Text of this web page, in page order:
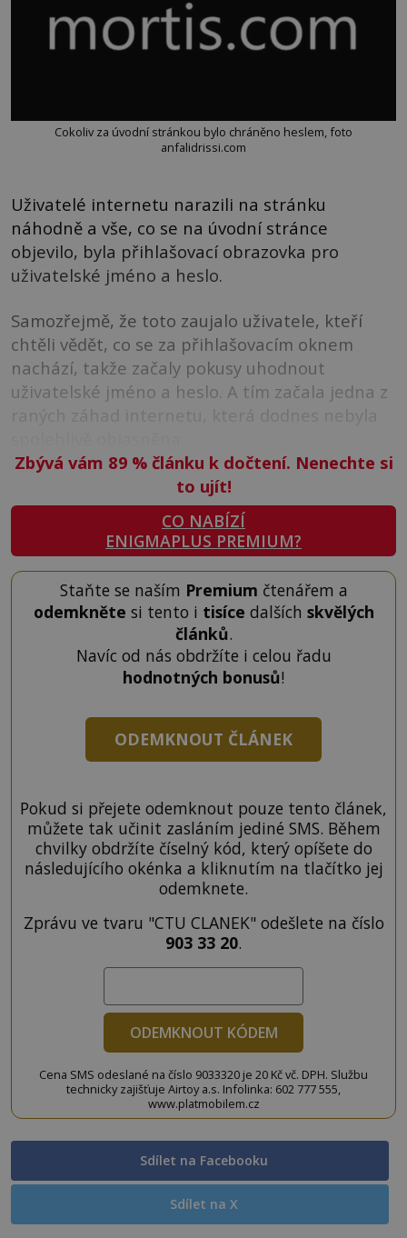
Cokoliv za úvodní stránkou bylo chráněno heslem, foto
anfalidrissi.com
Uživatelé internetu narazili na stránku
náhodně a vše, co se na úvodní stránce
objevilo, byla přihlašovací obrazovka pro
uživatelské jméno a heslo.
Samozřejmě, že toto zaujalo uživatele, kteří
chtěli vědět, co se za přihlašovacím oknem
nachází, takže začaly pokusy uhodnout
uživatelské jméno a heslo. A tím začala jedna z
raných záhad internetu, která dodnes nebyla
Zbývá vám 89 %článku k dočtení. Nenechte si
to ujít!
CO NABÍZÍ
ENIGMAPLUS PREMIUM?
Staňte se naším Premium čtenářem a
odemkněte si tento i tisíce dalších skvělých
článků.
Navíc od nás obdržíte i celou řadu
hodnotných bonusů!
ODEMKNOUT ČLÁNEK
Pokud si přejete odemknout pouze tento článek,
můžete tak učinit zasláním jediné SMS. Během
chvilky obdržíte číselný kód, který opíšete do
následujícího okénka a kliknutím na tlačítko jej
odemknete.
Zprávu ve tvaru "CTU CLANEK" odešlete na číslo
903 33 20.
ODEMKNOUT KÓDEM
Cena SMS odeslané na číslo 9033320 je 20 Kč vč. DPH. Službu
technicky zajišťuje Airtoy a.s. Infolinka: 602 777 555,
www.platmobilem.cz
Sdílet na Facebooku
Sdílet na X